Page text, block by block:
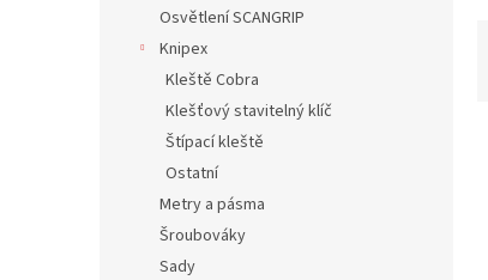
Osvětlení SCANGRIP
Knipex
Kleště Cobra
Klešťový stavitelný klíč
Štípací kleště
Ostatní
Metry a pásma
Šroubováky
Sady